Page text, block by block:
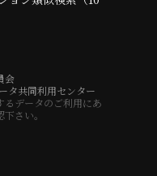
会
タ共同利用センター
るデータのご利用にあ
さい。